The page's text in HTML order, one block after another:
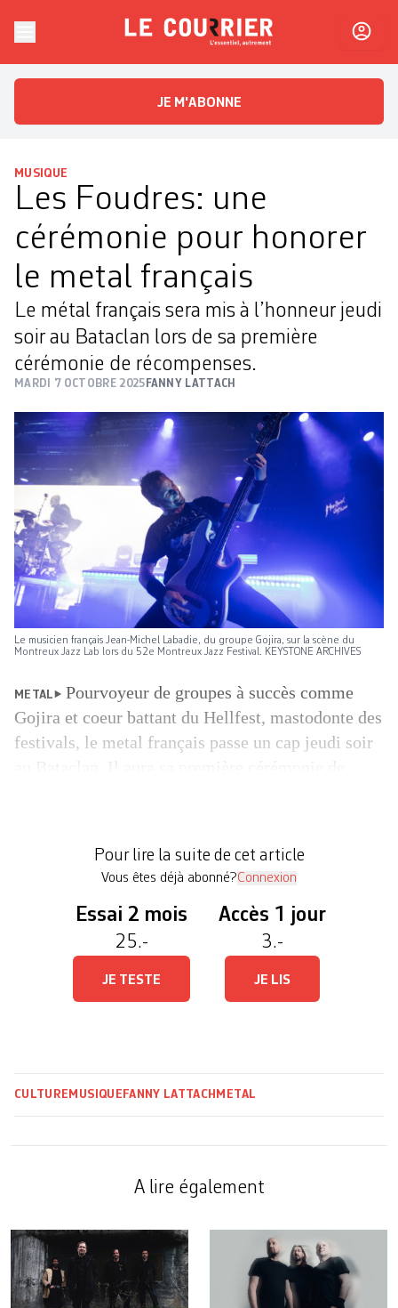
Le CourrierL'essentiel, autrement
JE M'ABONNE
MUSIQUE
Les Foudres: une
cérémonie pour honorer
le metal français
Le métal français sera mis à l’honneur jeudi
soir au Bataclan lors de sa première
cérémonie de récompenses.
MARDI 7 OCTOBRE 2025 FANNY LATTACH
Le musicien français Jean-Michel Labadie, du groupe Gojira, sur la scène du
Montreux Jazz Lab lors du 52e Montreux Jazz Festival. KEYSTONE ARCHIVES
METAL
Pourvoyeur de groupes à succès comme
Gojira et coeur battant du Hellfest, mastodonte des
festivals, le metal français passe un cap jeudi soir
bonne ‘vibe’ (énergie, […]
Pour lire la suite de cet article
Vous êtes déjà abonné?Connexion
Essai 2 mois
25.-
JE TESTE
Accès 1 jour
3.-
JE LIS
CULTURE MUSIQUE FANNY LATTACH METAL
A lire également